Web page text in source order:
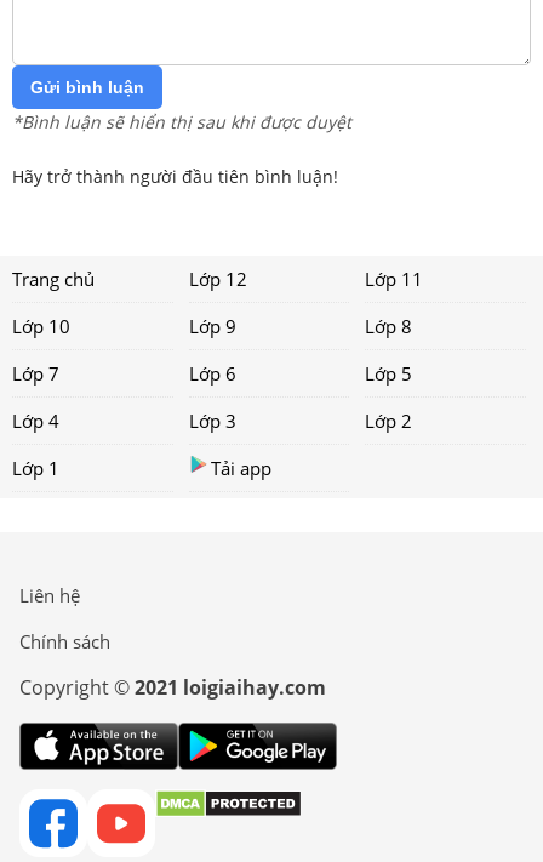
Gửi bình luận
*Bình luận sẽ hiển thị sau khi được duyệt
Hãy trở thành người đầu tiên bình luận!
Trang chủ Lớp 12
Lớp 11
Lớp 10
Lớp 9
Lớp 8
Lớp 7
Lớp 6
Lớp 5
Lớp 4
Lớp 3
Lớp 2
Lớp 1
Tải app
Liên hệ
Chính sách
Copyright ©2021 loigiaihay.com